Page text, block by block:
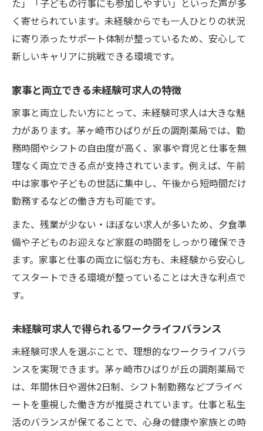
く寄せられています。未経験からでも一人ひとりの状況
に寄り添ったサポート体制が整っているため、安心して
新しいキャリアに挑戦できる環境です。
家事と両立できる未経験可求人の特徴
家事と両立したい方にとって、未経験可求人は大きな魅
力があります。茅ヶ崎市ひばりが丘の調剤薬局では、勤
務時間やシフトの自由度が高く、家事や育児と仕事を無
理なく両立できる点が支持されています。例えば、午前
中は家事や子どもの世話に集中し、午後から短時間だけ
勤務するなどの働き方も可能です。
また、残業が少ない・ほぼない求人が多いため、夕食準
備や子どものお迎えなど家庭の時間をしっかり確保でき
ます。家事と仕事の両立に悩む方も、未経験から安心し
てスタートできる環境が整っていることは大きな利点で
す。
未経験可求人で得られるワークライフバランス
未経験可求人を選ぶことで、理想的なワークライフバラ
ンスを実現できます。茅ヶ崎市ひばりが丘の調剤薬局で
は、年間休日や週休2日制、シフト制勤務などプライベ
ートを重視した働き方が推奨されています。仕事と私生
活のバランスが保てることで、心身の健康や家族との時